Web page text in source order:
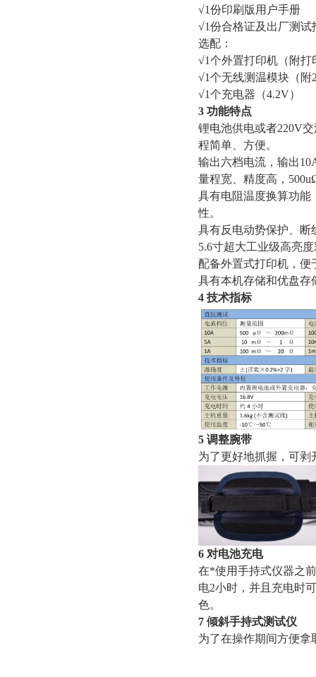
√1份印刷版用户手册
√1份合格证及出厂测试
选配：
√1个外置打印机（附打
√1个无线测温模块（附
√1个充电器（4.2V）
3 功能特点
锂电池供电或者220V
程简单、方便。
输出六档电流，输出
量程宽、精度高，
具有电阻温度换算功能
性。
具有反电动势保护、断
5.6寸超大工业级高亮
配备外置式打印机，便
具有本机存储和优盘存
4 技术指标
5 调整腕带
为了更好地抓握，可剥
6 对电池充电
在*使用手持式仪器之
电2小时，并且充电时
色。
7 倾斜手持式测试仪
为了在操作期间方便拿